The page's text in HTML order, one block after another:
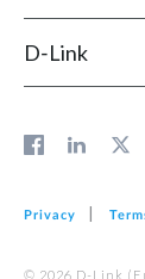
D‑Link
Privacy
© 2026 D‑Link